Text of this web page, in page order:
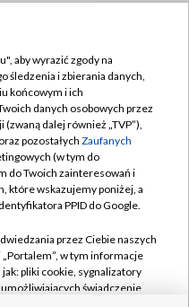
TVP
TVP
Akcyjna w likwidacji
aby wyrazić zgody na
śledzenia i zbierania danych,
końcowym i ich
danych osobowych przez
(zwaną dalej również „TVP”),
oraz pozostałych Zaufanych
(w tym do
do Twoich zainteresowań i
które wskazujemy poniżej, a
PPID do Google.
przez Ciebie naszych
w tym informacje
pliki cookie, sygnalizatory
świadczenie